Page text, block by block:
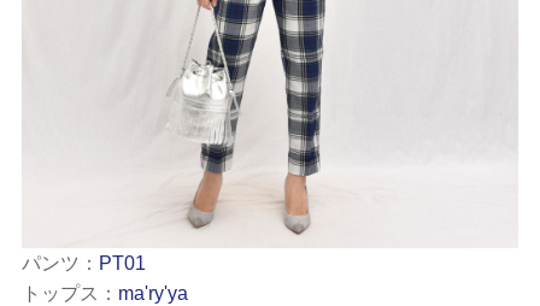
パンツ： PT01
トップス： ma'ry'ya